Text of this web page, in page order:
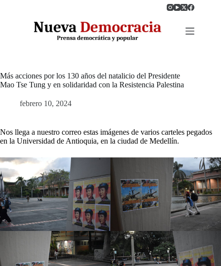
Más acciones por los 130 años del natalicio del Presidente
Mao Tse Tung y en solidaridad con la Resistencia Palestina
febrero 10, 2024
Nos llega a nuestro correo estas imágenes de varios carteles pegados
en la Universidad de Antioquia, en la ciudad de Medellín.